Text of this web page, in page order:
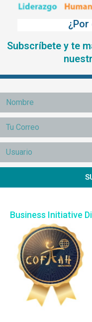
¿Por
Subscríbete y te
Business Initiative